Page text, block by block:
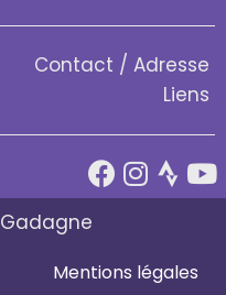
Contact / Adresse
Liens
Mentions légales